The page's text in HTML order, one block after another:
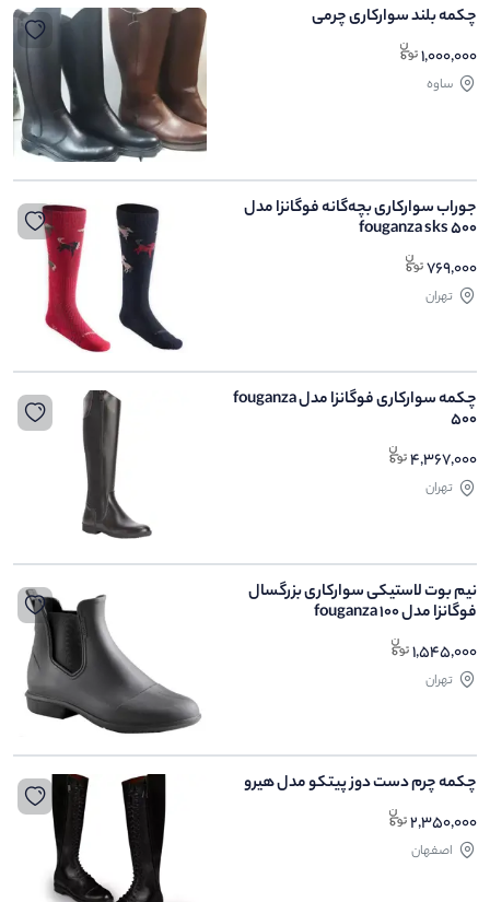
چکمه بلند سوارکاری چرمی
1,000,000
ساوه
جوراب سوارکاری بچه‌گانه فوگانزا مدل
fouganza sks 500
769,000
تهران
چکمه سوارکاری فوگانزا مدل fouganza
500
4,367,000
تهران
نیم بوت لاستیکی سوارکاری بزرگسال
فوگانزا مدل fouganza 100
1,545,000
تهران
چکمه چرم دست دوز پیتکو مدل هیرو
2,350,000
اصفهان